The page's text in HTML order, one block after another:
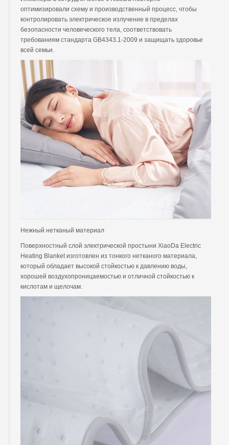
оптимизировали схему и производственный процесс, чтобы
контролировать электрическое излучение в пределах
безопасности человеческого тела, соответствовать
требованиям стандарта GB4343.1-2009 и защищать здоровье
всей семьи.
Нежный нетканый материал
Поверхностный слой электрической простыни XiaoDa Electric
Heating Blanket изготовлен из тонкого нетканого материала,
который обладает высокой стойкостью к давлению воды,
хорошей воздухопроницаемостью и отличной стойкостью к
кислотам и щелочам.